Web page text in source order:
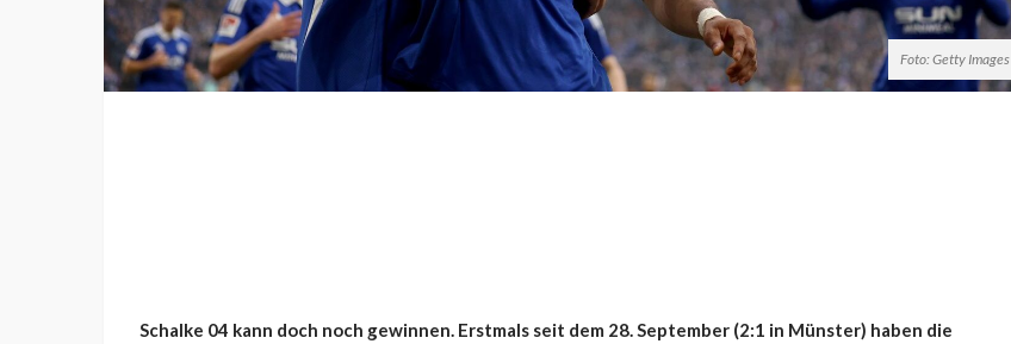
Foto: Getty Images
Schalke 04 kann doch noch gewinnen. Erstmals seit dem 28. September (2:1 in Münster) haben die